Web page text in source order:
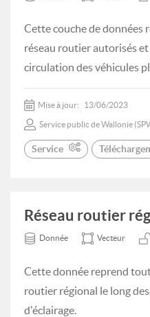
Cette couche de données
réseau routier autorisés
circulation des véhicules
Mise à jour: 13/06/2023
Service public de Wallonie
Service
Réseau routier
Donnée Vecteur
Cette donnée reprend
routier régional le long
d'éclairage.